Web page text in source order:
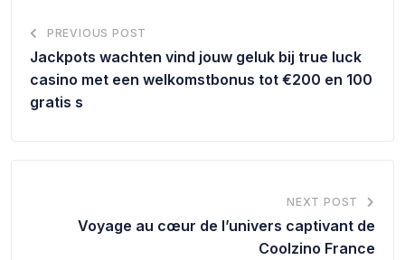
PREVIOUS POST
Jackpots wachten vind jouw geluk bij true luck
casino met een welkomstbonus tot €200 en 100
gratis s
NEXT POST
Voyage au cœur de l’univers captivant de
Coolzino France